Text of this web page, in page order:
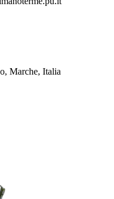
Marche, Italia